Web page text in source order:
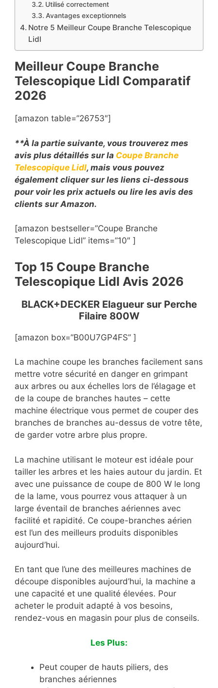
Utilisé correctement
Avantages exceptionnels
Notre 5 Meilleur Coupe Branche Telescopique
Lidl
Meilleur Coupe Branche
Telescopique Lidl Comparatif
2026
[amazon table=”26753″]
**À la partie suivante, vous trouverez mes
avis plus détaillés sur la Coupe Branche
Telescopique Lidl, mais vous pouvez
également cliquer sur les liens ci-dessous
pour voir les prix actuels ou lire les avis des
clients sur Amazon.
[amazon bestseller=”Coupe Branche
Telescopique Lidl” items=”10″ ]
Top 15 Coupe Branche
Telescopique Lidl Avis 2026
BLACK+DECKER Elagueur sur Perche
Filaire 800W
[amazon box=”B00U7GP4FS” ]
La machine coupe les branches facilement sans
mettre votre sécurité en danger en grimpant
aux arbres ou aux échelles lors de l’élagage et
de la coupe de branches hautes – cette
machine électrique vous permet de couper des
branches de branches au-dessus de votre tête,
de garder votre arbre plus propre.
La machine utilisant le moteur est idéale pour
tailler les arbres et les haies autour du jardin. Et
avec une puissance de coupe de 800 W le long
de la lame, vous pourrez vous attaquer à un
large éventail de branches aériennes avec
facilité et rapidité. Ce coupe-branches aérien
est l’un des meilleurs produits disponibles
aujourd’hui.
En tant que l’une des meilleures machines de
découpe disponibles aujourd’hui, la machine a
une capacité et une qualité élevées. Pour
acheter le produit adapté à vos besoins,
rendez-vous en magasin pour plus de conseils.
Les Plus:
Peut couper de hauts piliers, des
branches aériennes